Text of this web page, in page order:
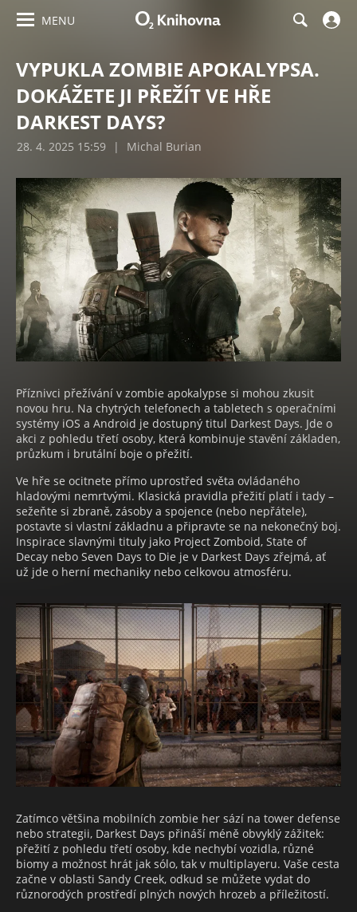
MENU
VYPUKLA ZOMBIE APOKALYPSA.
DOKÁŽETE JI PŘEŽÍT VE HŘE
DARKEST DAYS?
28. 4. 2025 15:59 | Michal Burian
Příznivci přežívání v zombie apokalypse si mohou zkusit
novou hru. Na chytrých telefonech a tabletech s operačními
systémy iOS a Android je dostupný titul Darkest Days. Jde o
akci z pohledu třetí osoby, která kombinuje stavění základen,
průzkum i brutální boje o přežití.
Ve hře se ocitnete přímo uprostřed světa ovládaného
hladovými nemrtvými. Klasická pravidla přežití platí i tady –
sežeňte si zbraně, zásoby a spojence (nebo nepřátele),
postavte si vlastní základnu a připravte se na nekonečný boj.
Inspirace slavnými tituly jako Project Zomboid, State of
Decay nebo Seven Days to Die je v Darkest Days zřejmá, ať
už jde o herní mechaniky nebo celkovou atmosféru.
Zatímco většina mobilních zombie her sází na tower defense
nebo strategii, Darkest Days přináší méně obvyklý zážitek:
přežití z pohledu třetí osoby, kde nechybí vozidla, různé
biomy a možnost hrát jak sólo, tak v multiplayeru. Vaše cesta
začne v oblasti Sandy Creek, odkud se můžete vydat do
různorodých prostředí plných nových hrozeb a příležitostí.